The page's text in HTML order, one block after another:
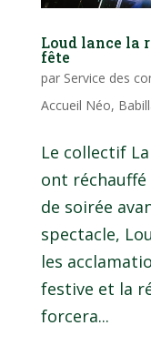
Loud lance la
fête
par Service des
Accueil Néo,
Le collectif
ont
de soirée
spectacle,
les
festive et la
forcera...